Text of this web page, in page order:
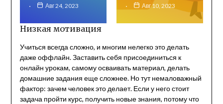
Авг 24, 2023
Авг 10, 2023
Низкая мотивация
Учиться всегда сложно, и многим нелегко это делать
даже оффлайн. Заставить себя присоединиться к
онлайн урокам, самому осваивать материал, делать
домашние задания еще сложнее. Но тут немаловажный
фактор: зачем человек это делает. Если у него стоит
задача пройти курс, получить новые знания, потому что